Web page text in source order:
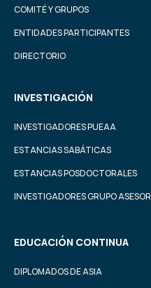
COMITÉ Y GRUPOS
ENTIDADES PARTICIPANTES
DIRECTORIO
INVESTIGACIÓN
INVESTIGADORES PUEAA
ESTANCIAS SABÁTICAS
ESTANCIAS POSDOCTORALES
INVESTIGADORES GRUPO ASESOR
EDUCACIÓN CONTINUA
DIPLOMADOS DE ASIA